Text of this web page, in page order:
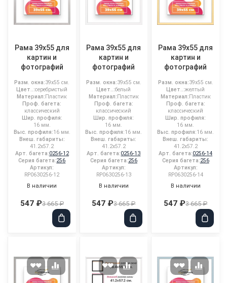
Рама 39x55 для
картин и
фотографий
Разм. окна:39x55 см.
Цвет..:серебристый
Материал:Пластик
Проф. багета:
классический
Шир. профиля:
16 мм.
Выс. профиля:16 мм.
Внеш. габариты:
41.2x57.2
Арт. багета:0256-12
Серия багета:256
Артикул:
RP0630256-12
В наличии
547 ₽3 665 ₽
Рама 39x55 для
картин и
фотографий
Разм. окна:39x55 см.
Цвет..:белый
Материал:Пластик
Проф. багета:
классический
Шир. профиля:
16 мм.
Выс. профиля:16 мм.
Внеш. габариты:
41.2x57.2
Арт. багета:0256-13
Серия багета:256
Артикул:
RP0630256-13
В наличии
547 ₽3 665 ₽
Рама 39x55 для
картин и
фотографий
Разм. окна:39x55 см.
Цвет..:желтый
Материал:Пластик
Проф. багета:
классический
Шир. профиля:
16 мм.
Выс. профиля:16 мм.
Внеш. габариты:
41.2x57.2
Арт. багета:0256-14
Серия багета:256
Артикул:
RP0630256-14
В наличии
547 ₽3 665 ₽